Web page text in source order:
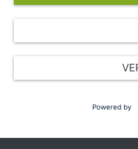
© Copyright 2026 SGK
Powered by